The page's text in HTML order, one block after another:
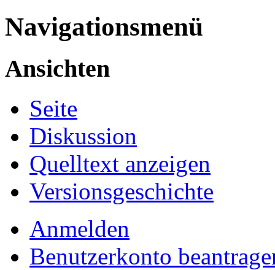
Navigationsmenü
Ansichten
Seite
Diskussion
Quelltext anzeigen
Versionsgeschichte
Anmelden
Benutzerkonto